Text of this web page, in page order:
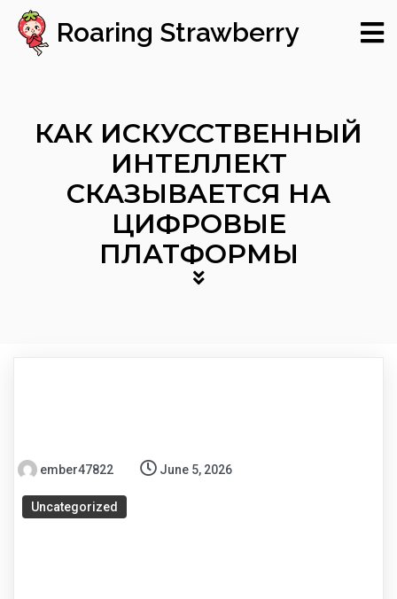
Roaring Strawberry
КАК ИСКУССТВЕННЫЙ
ИНТЕЛЛЕКТ
СКАЗЫВАЕТСЯ НА
ЦИФРОВЫЕ
ПЛАТФОРМЫ
ember47822 June 5, 2026
Uncategorized